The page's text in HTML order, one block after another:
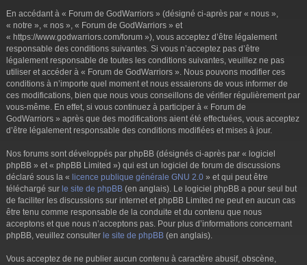
En accédant à « Forum de GodWarriors » (désigné ci-après par « nous »,
« notre », « nos », « Forum de GodWarriors » et
« https://www.godwarriors.com/forum »), vous acceptez d’être légalement
responsable des conditions suivantes. Si vous n’acceptez pas d’être
légalement responsable de toutes les conditions suivantes, veuillez ne pas
utiliser et accéder à « Forum de GodWarriors ». Nous pouvons modifier ces
conditions à n’importe quel moment et nous essaierons de vous informer de
ces modifications, bien que nous vous conseillons de vérifier régulièrement par
vous-même. En effet, si vous continuez à participer à « Forum de
GodWarriors » après que des modifications aient été effectuées, vous acceptez
d’être légalement responsable des conditions modifiées et mises à jour.
Nos forums sont développés par phpBB (désignés ci-après par « logiciel
phpBB » et « phpBB Limited ») qui est un logiciel de forum de discussions
déclaré sous la « licence publique générale GNU 2.0 » et qui peut être
téléchargé sur le site de phpBB (en anglais). Le logiciel phpBB a pour seul but
de faciliter les discussions sur internet et phpBB Limited ne peut en aucun cas
être tenu comme responsable de la conduite et du contenu que nous
acceptons et que nous n’acceptons pas. Pour plus d’informations concernant
phpBB, veuillez consulter le site de phpBB (en anglais).
Vous acceptez de ne publier aucun contenu à caractère abusif, obscène,